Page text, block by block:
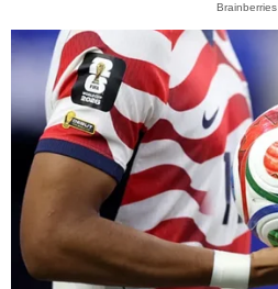
Brainberries